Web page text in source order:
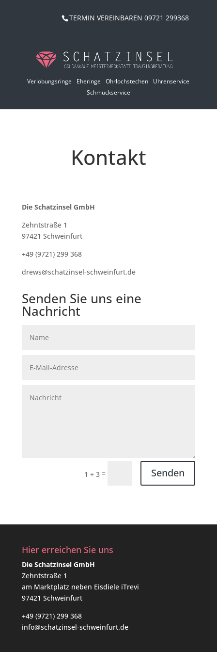
TERMIN VEREINBAREN 09721 299368
Verlobungsringe Eheringe Ohrlochstechen
Uhrenservice
Schmuckservice
Kontakt
Die Schatzinsel GmbH
Zehntstraße 1
97421 Schweinfurt
+49 (9721) 299 368
drews@schatzinsel-schweinfurt.de
Senden Sie uns eine
Nachricht
1 + 3 = Senden
Hier erreichen Sie uns
Die Schatzinsel GmbH
Zehntstraße 1
am Marktplatz neben Eisdiele iTrevi
97421 Schweinfurt
+49 (9721) 299 368
info@schatzinsel-schweinfurt.de